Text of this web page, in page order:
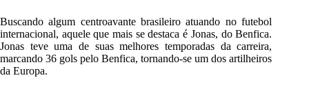
Buscando algum centroavante brasileiro atuando no futebol
internacional, aquele que mais se destaca é Jonas, do Benfica.
Jonas teve uma de suas melhores temporadas da carreira,
marcando 36 gols pelo Benfica, tornando-se um dos artilheiros
da Europa.